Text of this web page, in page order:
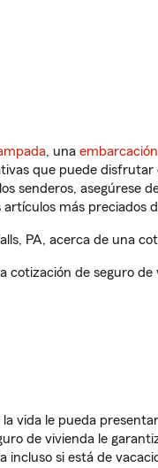
, una embarcación
que puede
senderos, asegúrese
más preciados
PA, acerca de una
cotización de seguro de
vida le pueda
de vivienda le
incluso si está de